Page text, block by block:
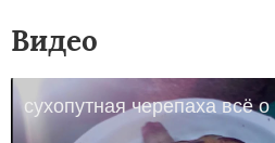
Видео